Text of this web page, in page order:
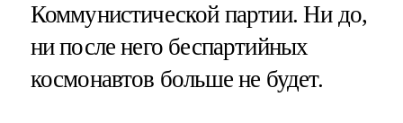
Коммунистической партии. Ни до,
ни после него беспартийных
космонавтов больше не будет.